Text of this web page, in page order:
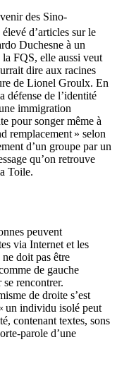
des Sino-
d’articles sur le
Duchesne à un
FQS, elle aussi veut
dire aux racines
de Lionel Groulx. En
défense de l’identité
immigration
pour songer même à
remplacement » selon
d’un groupe par un
qu’on retrouve
Toile.
peuvent
via Internet et les
doit pas être
de gauche
se rencontrer.
de droite s’est
un individu isolé peut
contenant textes, sons
parole d’une